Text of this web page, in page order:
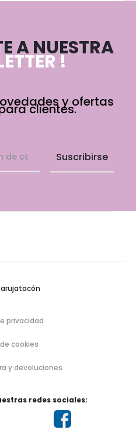
A NUESTRA
!
y ofertas
clientes.
privacidad
cookies
y devoluciones
redes sociales: